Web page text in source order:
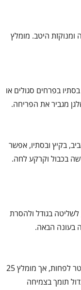
היטב. מומלץ
בפרחים סגולים או
מגביר את הפריחה.
בקיץ ובסתיו, אפשר
בכבול וקרקע לחה.
לשליטה בגודל ולהסרת
בעונה הבאה.
כן, אלמנדה בלנכטי אפשרית בעציץ של 10 ליטר לפחות, אך מומלץ 25
תומך בצמיחה